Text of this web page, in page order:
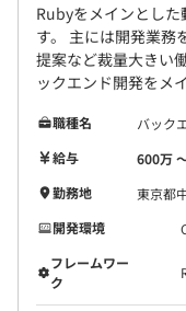
Rubyをメインとし
す。 主には開発業務
提案など裁量大きい
ックエンド開発をメ
職種名
バック
給与
600万
勤務地
東京都
開発環境
フレームワー
ク